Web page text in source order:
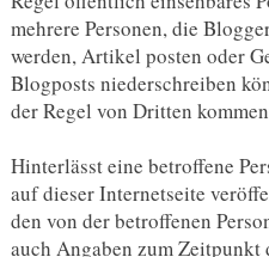
mehrere Personen, die
werden, Artikel posten oder
Blogposts niederschreiben
der Regel von Dritten
Hinterlässt eine betroffene
auf dieser Internetseite
den von der betroffenen
auch Angaben zum Zeitpunkt